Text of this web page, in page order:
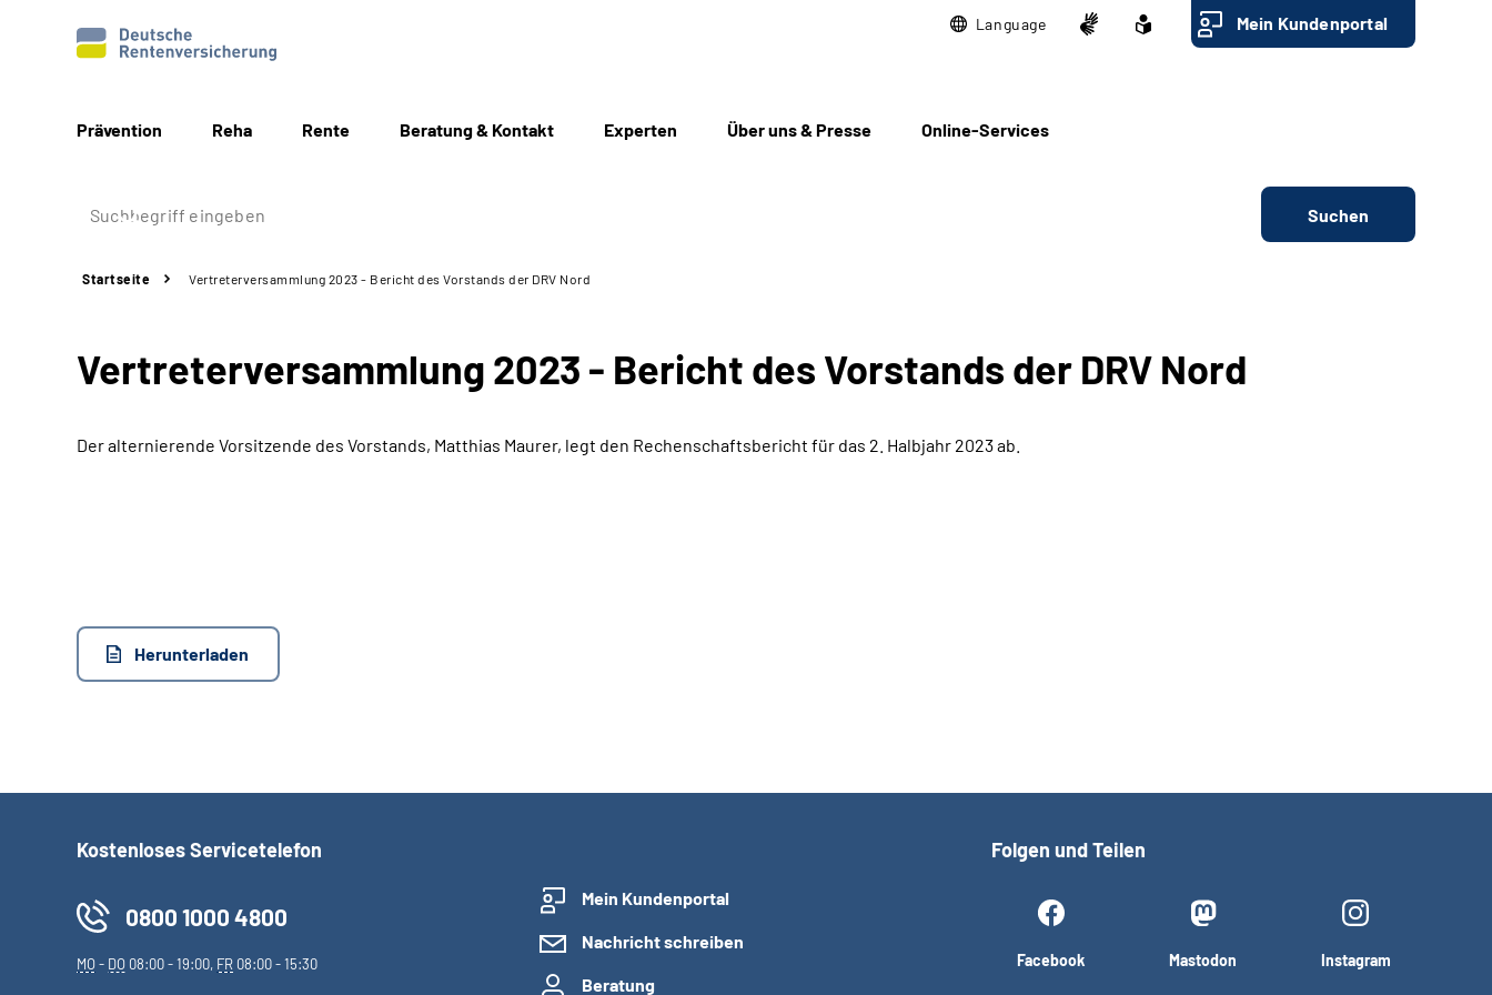
Language Mein Kundenportal
Prävention Reha Rente Beratung & Kontakt Experten Über uns & Presse Online-Services
Suchen
Startseite Vertreterversammlung 2023 - Bericht des Vorstands der DRV Nord
Vertreterversammlung 2023 - Bericht des Vorstands der DRV Nord
Der alternierende Vorsitzende des Vorstands, Matthias Maurer, legt den Rechenschaftsbericht für das 2. Halbjahr 2023 ab.
Herunterladen
Kostenloses Servicetelefon
0800 1000 4800
MO- DO 08:00 - 19:00, FR 08:00 - 15:30
Mein Kundenportal
Nachricht schreiben
Beratung
Folgen und Teilen
Facebook Mastodon Instagram